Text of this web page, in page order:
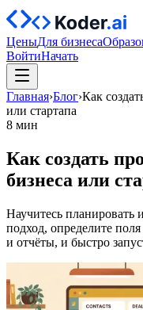
ЦеныДля бизнеса
ВойтиНачать
Главная›Блог›Как
или стартапа
8 мин
Как создать
бизнеса или
Научитесь планировать
подход, определите
и отчёты, и быстро